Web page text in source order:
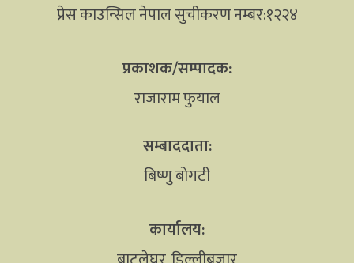
प्रेस काउन्सिल नेपाल सुचीकरण नम्बर:१२२४
प्रकाशक/सम्पादक:
राजाराम फुयाल
सम्बाददाता:
बिष्णु बोगटी
कार्यालय: